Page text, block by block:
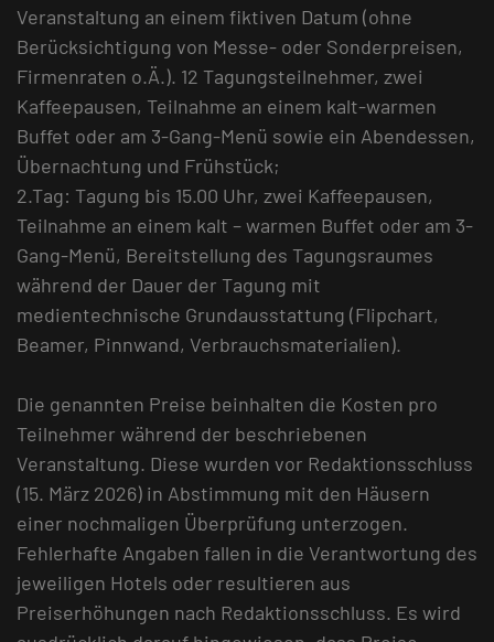
Veranstaltung an einem fiktiven Datum (ohne
Berücksichtigung von Messe- oder Sonderpreisen,
Firmenraten o.Ä.). 12 Tagungsteilnehmer, zwei
Kaffeepausen, Teilnahme an einem kalt-warmen
Buffet oder am 3-Gang-Menü sowie ein Abendessen,
Übernachtung und Frühstück;
2.Tag: Tagung bis 15.00 Uhr, zwei Kaffeepausen,
Teilnahme an einem kalt – warmen Buffet oder am 3-
Gang-Menü, Bereitstellung des Tagungsraumes
während der Dauer der Tagung mit
medientechnische Grundausstattung (Flipchart,
Beamer, Pinnwand, Verbrauchsmaterialien).
Die genannten Preise beinhalten die Kosten pro
Teilnehmer während der beschriebenen
Veranstaltung. Diese wurden vor Redaktionsschluss
(15. März 2026) in Abstimmung mit den Häusern
einer nochmaligen Überprüfung unterzogen.
Fehlerhafte Angaben fallen in die Verantwortung des
jeweiligen Hotels oder resultieren aus
Preiserhöhungen nach Redaktionsschluss. Es wird